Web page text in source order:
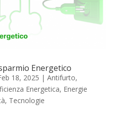
Energetico
18, 2025 | Antifurto,
Energetica, Energie
, Tecnologie